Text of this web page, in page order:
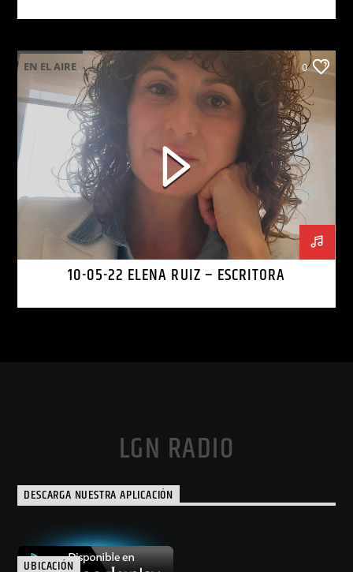
EN EL AIRE 0
10-05-22 ELENA RUIZ – ESCRITORA
LGN RADIO
DESCARGA NUESTRA APLICACIÓN
UBICACIÓN